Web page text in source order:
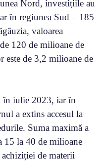
Nord, investițiile au
în regiunea Sud – 185
valoarea
120 de milioane de
este de 3,2 milioane de
în iulie 2023, iar în
a extins accesul la
Suma maximă a
15 la 40 de milioane
de materii